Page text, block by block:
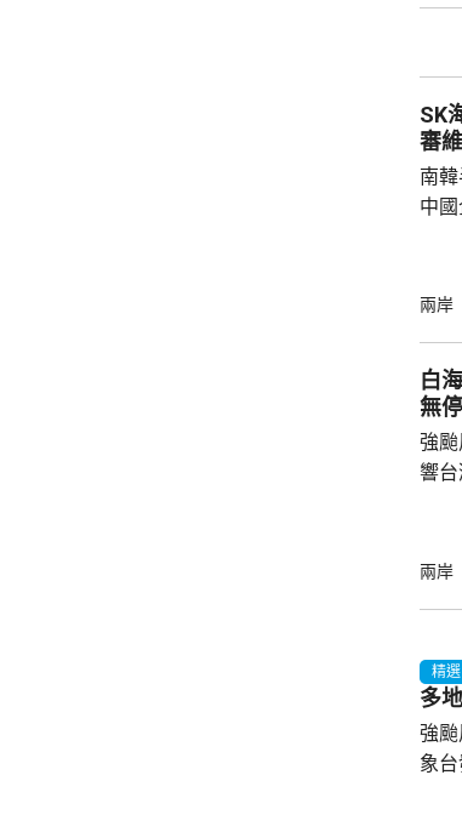
SK
審
南
中
打
《
被
而
兩岸
白
無
強
響
毋
市
晚過後才
復
兩岸
精選
多
強
象